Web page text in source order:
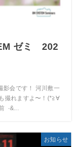
ゼミ 202
影会です！ 河川敷一
撮れますよ〜！(*≧∀
·&...
お知らせ